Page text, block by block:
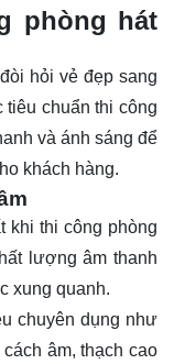
phòng hát
hỏi vẻ đẹp sang
tiêu chuẩn thi công
và ánh sáng để
khách hàng.
khi thi công phòng
lượng âm thanh
xung quanh.
chuyên dụng như
âm, thạch cao